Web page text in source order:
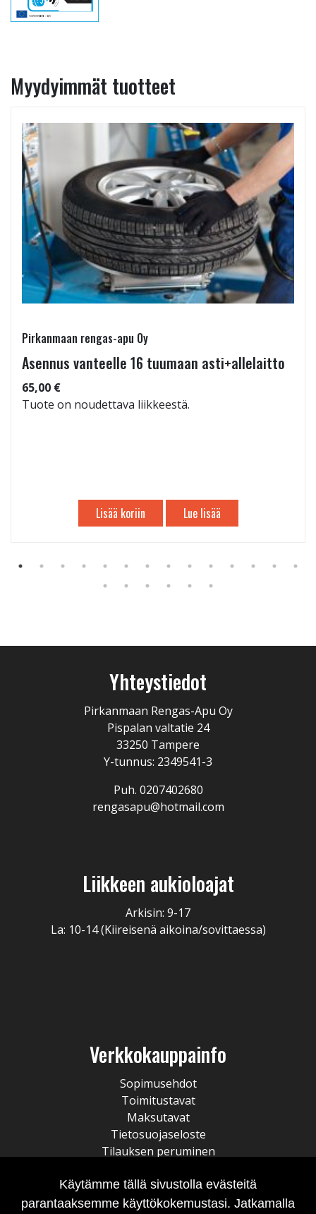
Myydyimmät tuotteet
Pirkanmaan rengas-apu Oy
Asennus vanteelle 16 tuumaan asti+allelaitto
65,00 €
Tuote on noudettava liikkeestä.
Lisää koriin Lue lisää
Yhteystiedot
Pirkanmaan Rengas-Apu Oy
Pispalan valtatie 24
33250 Tampere
Y-tunnus: 2349541-3
Puh. 0207402680
rengasapu@hotmail.com
Liikkeen aukioloajat
Arkisin: 9-17
La: 10-14 (Kiireisenä aikoina/sovittaessa)
Verkkokauppainfo
Sopimusehdot
Toimitustavat
Maksutavat
Tietosuojaseloste
Tilauksen peruminen
Käytämme tällä sivustolla evästeitä
parantaaksemme käyttökokemustasi. Jatkamalla